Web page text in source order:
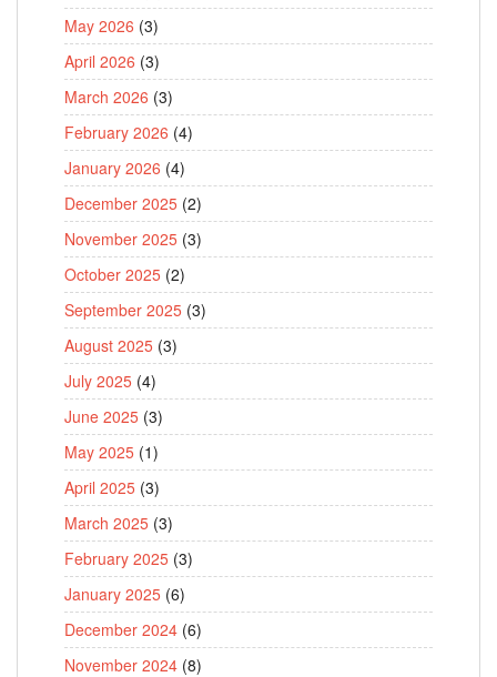
May 2026 (3)
April 2026 (3)
March 2026 (3)
February 2026 (4)
January 2026 (4)
December 2025 (2)
November 2025 (3)
October 2025 (2)
September 2025 (3)
August 2025 (3)
July 2025 (4)
June 2025 (3)
May 2025 (1)
April 2025 (3)
March 2025 (3)
February 2025 (3)
January 2025 (6)
December 2024 (6)
November 2024 (8)